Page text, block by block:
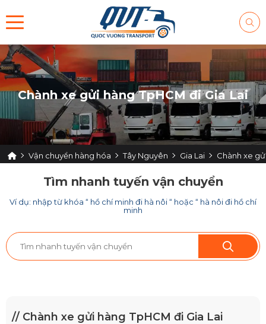
Chành xe gửi hàng TpHCM đi Gia Lai
Vận chuyển hàng hóa Tây Nguyên Gia Lai Chành xe
Tìm nhanh tuyến vận chuyển
Ví dụ: nhập từ khóa “ hồ chí minh đi hà nôi “ hoặc “ hà nôi đi hồ chí
minh
// Chành xe gửi hàng TpHCM đi Gia Lai